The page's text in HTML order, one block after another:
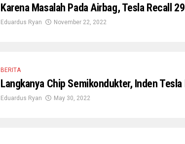
Karena Masalah Pada Airbag, Tesla Recall
Eduardus Ryan November 22, 2022
BERITA
Langkanya Chip Semikondukter, Inden
Eduardus Ryan May 30, 2022